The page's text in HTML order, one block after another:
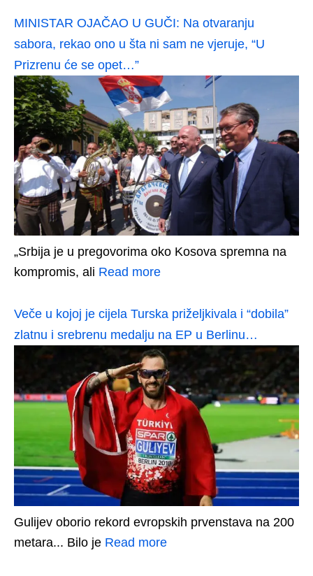
MINISTAR OJAČAO U GUČI: Na otvaranju
sabora, rekao ono u šta ni sam ne vjeruje, “U
Prizrenu će se opet…”
„Srbija je u pregovorima oko Kosova spremna na
kompromis, ali Read more
Veče u kojoj je cijela Turska priželjkivala i “dobila”
zlatnu i srebrenu medalju na EP u Berlinu…
Gulijev oborio rekord evropskih prvenstava na 200
metara... Bilo je Read more